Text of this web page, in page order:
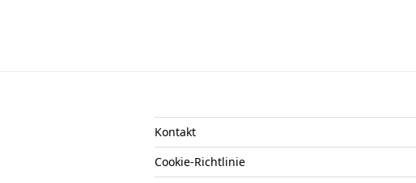
Kontakt
Cookie-Richtlinie